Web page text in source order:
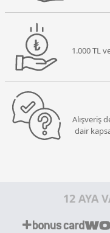
1.000 TL
Alışveriş
dair
12 AYA